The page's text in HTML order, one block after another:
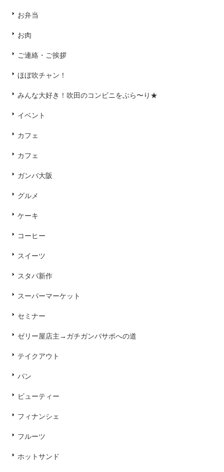
お弁当
お肉
ご連絡・ご挨拶
ほぼ吹チャン！
みんな大好き！吹田のコンビニをぶら〜り★
イベント
カフェ
カフェ
ガンバ大阪
グルメ
ケーキ
コーヒー
スイーツ
スタバ新作
スーパーマーケット
セミナー
ゼリー屋店主→ガチガンバサポへの道
テイクアウト
パン
ビューティー
フィナンシェ
フルーツ
ホットサンド